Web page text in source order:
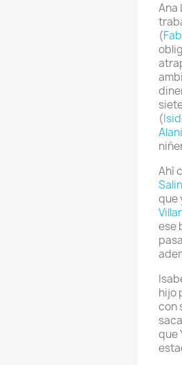
Ana
(
(
Ahí
que
ese
hijo
con
que